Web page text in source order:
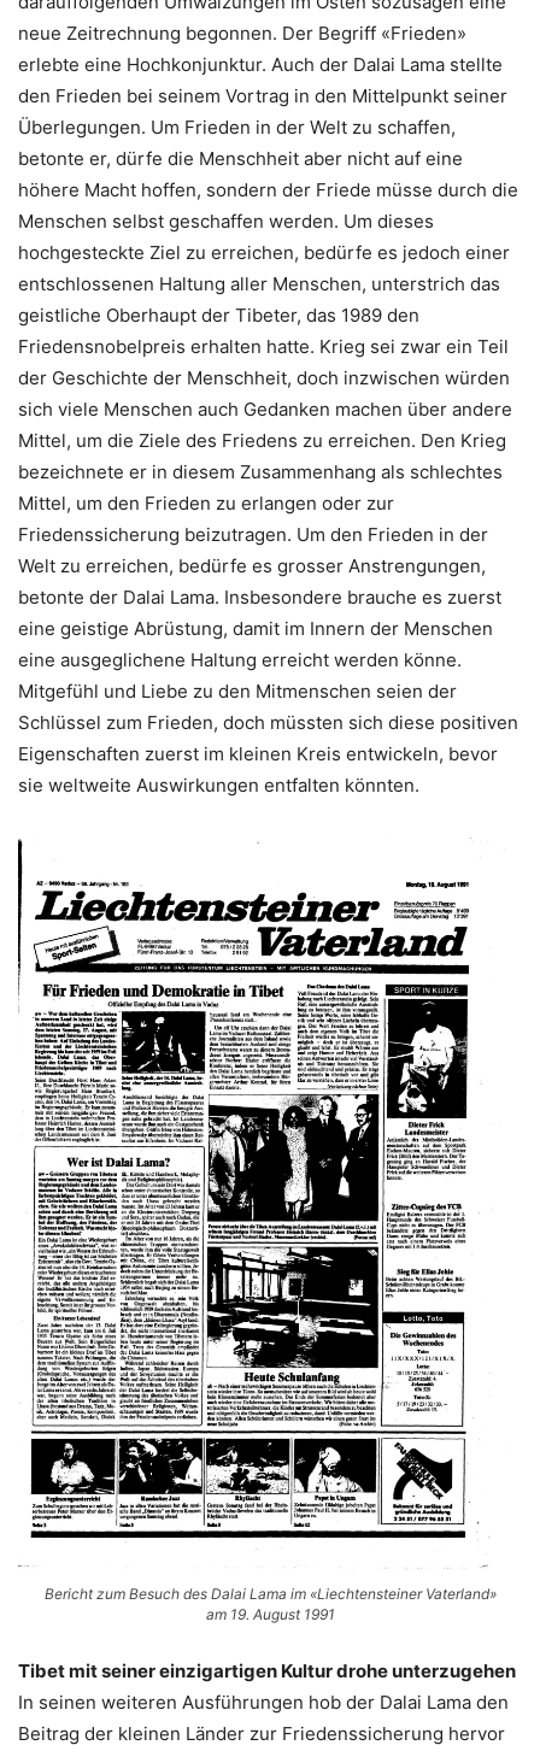
neue Zeitrechnung begonnen. Der Begriff «Frieden»
erlebte eine Hochkonjunktur. Auch der Dalai Lama stellte
den Frieden bei seinem Vortrag in den Mittelpunkt seiner
Überlegungen. Um Frieden in der Welt zu schaffen,
betonte er, dürfe die Menschheit aber nicht auf eine
höhere Macht hoffen, sondern der Friede müsse durch die
Menschen selbst geschaffen werden. Um dieses
hochgesteckte Ziel zu erreichen, bedürfe es jedoch einer
entschlossenen Haltung aller Menschen, unterstrich das
geistliche Oberhaupt der Tibeter, das 1989 den
Friedensnobelpreis erhalten hatte. Krieg sei zwar ein Teil
der Geschichte der Menschheit, doch inzwischen würden
sich viele Menschen auch Gedanken machen über andere
Mittel, um die Ziele des Friedens zu erreichen. Den Krieg
bezeichnete er in diesem Zusammenhang als schlechtes
Mittel, um den Frieden zu erlangen oder zur
Friedenssicherung beizutragen. Um den Frieden in der
Welt zu erreichen, bedürfe es grosser Anstrengungen,
betonte der Dalai Lama. Insbesondere brauche es zuerst
eine geistige Abrüstung, damit im Innern der Menschen
eine ausgeglichene Haltung erreicht werden könne.
Mitgefühl und Liebe zu den Mitmenschen seien der
Schlüssel zum Frieden, doch müssten sich diese positiven
Eigenschaften zuerst im kleinen Kreis entwickeln, bevor
sie weltweite Auswirkungen entfalten könnten.
Bericht zum Besuch des Dalai Lama im «Liechtensteiner Vaterland»
am 19. August 1991
Tibet mit seiner einzigartigen Kultur drohe unterzugehen
In seinen weiteren Ausführungen hob der Dalai Lama den
Beitrag der kleinen Länder zur Friedenssicherung hervor